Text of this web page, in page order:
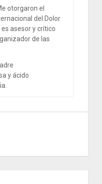
otorgaron el
del Dolor
asesor y crítico
de las
y ácido